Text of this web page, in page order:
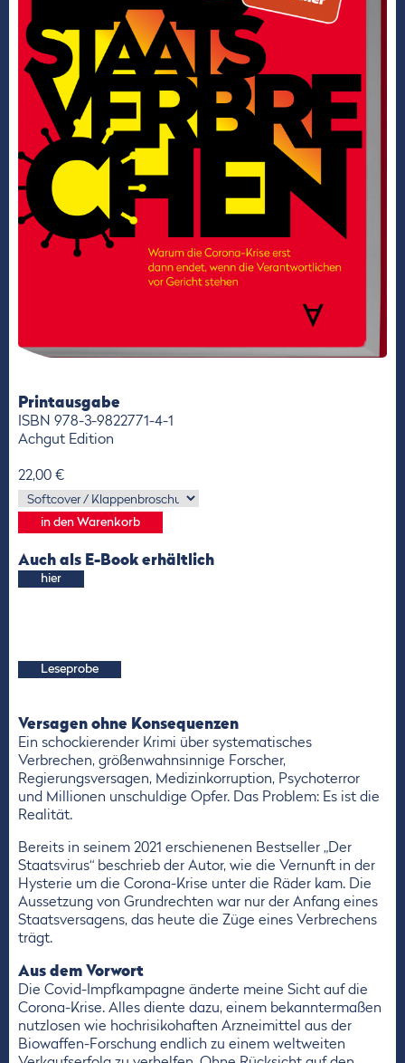
Printausgabe
ISBN 978-3-9822771-4-1
Achgut Edition
22,00 €
Auch als E-Book erhältlich
hier
Leseprobe
Versagen ohne Konsequenzen
Ein schockierender Krimi über systematisches
Verbrechen, größenwahnsinnige Forscher,
Regierungsversagen, Medizinkorruption, Psychoterror
und Millionen unschuldige Opfer. Das Problem: Es ist die
Realität.
Bereits in seinem 2021 erschienenen Bestseller „Der
Staatsvirus“ beschrieb der Autor, wie die Vernunft in der
Hysterie um die Corona-Krise unter die Räder kam. Die
Aussetzung von Grundrechten war nur der Anfang eines
Staatsversagens, das heute die Züge eines Verbrechens
trägt.
Aus dem Vorwort
Die Covid-Impfkampagne änderte meine Sicht auf die
Corona-Krise. Alles diente dazu, einem bekanntermaßen
nutzlosen wie hochrisikohaften Arzneimittel aus der
Biowaffen-Forschung endlich zu einem weltweiten